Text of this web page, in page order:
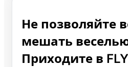
Не позволяйте
мешать
Приходите в